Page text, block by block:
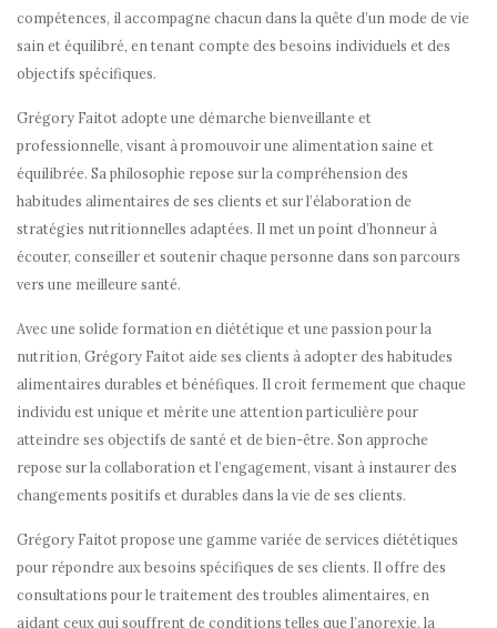
compétences, il accompagne chacun dans la quête d’un mode de vie
sain et équilibré, en tenant compte des besoins individuels et des
objectifs spécifiques.
Grégory Faitot adopte une démarche bienveillante et
professionnelle, visant à promouvoir une alimentation saine et
équilibrée. Sa philosophie repose sur la compréhension des
habitudes alimentaires de ses clients et sur l’élaboration de
stratégies nutritionnelles adaptées. Il met un point d’honneur à
écouter, conseiller et soutenir chaque personne dans son parcours
vers une meilleure santé.
Avec une solide formation en diététique et une passion pour la
nutrition, Grégory Faitot aide ses clients à adopter des habitudes
alimentaires durables et bénéfiques. Il croit fermement que chaque
individu est unique et mérite une attention particulière pour
atteindre ses objectifs de santé et de bien-être. Son approche
repose sur la collaboration et l’engagement, visant à instaurer des
changements positifs et durables dans la vie de ses clients.
Grégory Faitot propose une gamme variée de services diététiques
pour répondre aux besoins spécifiques de ses clients. Il offre des
consultations pour le traitement des troubles alimentaires, en
aidant ceux qui souffrent de conditions telles que l’anorexie, la